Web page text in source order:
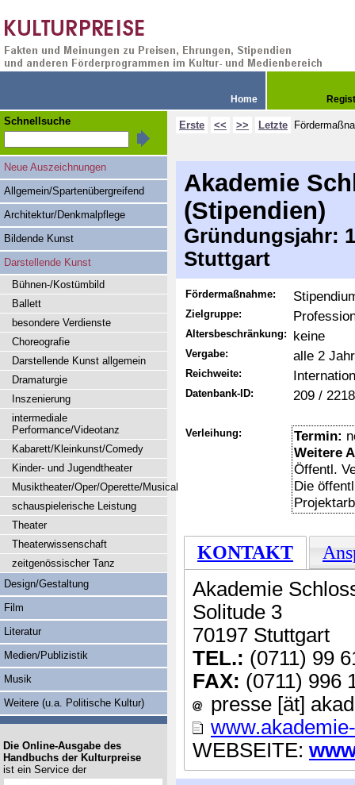
Home
Erste << >> Letzte
Akademie
(Stipendien)
Gründungsjahr:
Stuttgart
Fördermaßnahme:
Zielgruppe:
Altersbeschränkung: keine
Vergabe: alle 2
Reichweite:
Datenbank-ID: 209 / 2218
Verleihung: Termin:
Weitere
Öffentl.
Die
KONTAKT
Akademie
Solitude 3
70197 Stuttgart
TEL.: (0711) 99
FAX: (0711) 996
presse [ät]
WEBSEITE:
Schnellsuche
Neue Auszeichnungen
Allgemein/Spartenübergreifend
Architektur/Denkmalpflege
Bildende Kunst
Darstellende Kunst
Bühnen-/Kostümbild
Ballett
besondere Verdienste
Choreografie
Darstellende Kunst allgemein
Dramaturgie
Inszenierung
intermediale
Performance/Videotanz
Kabarett/Kleinkunst/Comedy
Kinder- und Jugendtheater
Musiktheater/Oper/Operette/Musical
schauspielerische Leistung
Theater
Theaterwissenschaft
zeitgenössischer Tanz
Design/Gestaltung
Film
Literatur
Medien/Publizistik
Musik
Weitere (u.a. Politische Kultur)
Die Online-Ausgabe des
Handbuchs der Kulturpreise
ist ein Service der